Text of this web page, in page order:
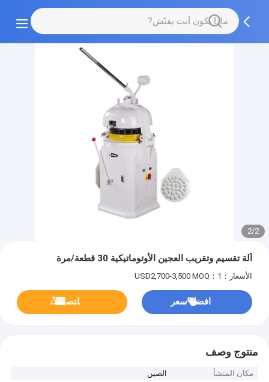
2/2
آلة تقسيم وتقريب العجين الأوتوماتيكية 30 قطعة/مرة
الأسعار：USD2,700-3,500 MOQ：1
افضل سعر ﺎﺘﺼﻟ ﺍﻶﻧ
منتوج وصف
مكان المنشأ
الصين